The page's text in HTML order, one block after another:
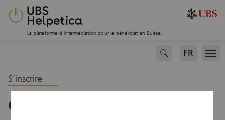
La plateforme d’intermédiation pour le bénévolat en Suisse.
search FR
S’inscrire
C’est très rapide